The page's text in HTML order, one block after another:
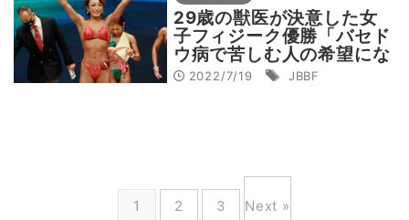
29歳の獣医が決意した女
子フィジーク優勝「バセド
ウ病で苦しむ人の希望にな
れれば」
2022/7/19 JBBF
1 2 3 Next »